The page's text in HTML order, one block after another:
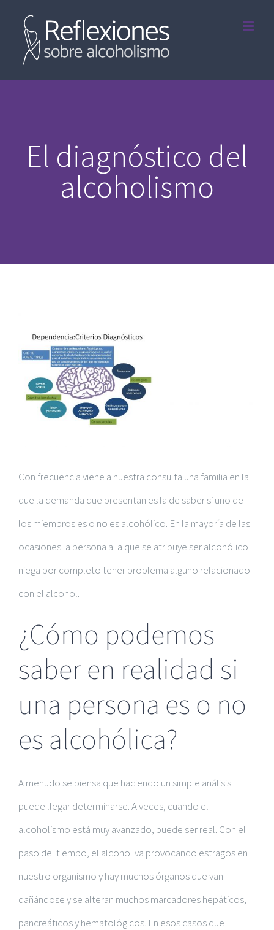
contenido
El diagnóstico del
alcoholismo
imagen
grande
Con frecuencia viene a nuestra consulta una familia en la
que la demanda que presentan es la de saber si uno de
los miembros es o no es alcohólico. En la mayoría de las
ocasiones la persona a la que se atribuye ser alcohólico
niega por completo tener problema alguno relacionado
con el alcohol.
¿Cómo podemos
saber en realidad si
una persona es o no
es alcohólica?
A menudo se piensa que haciendo un simple análisis
puede llegar determinarse. A veces, cuando el
alcoholismo está muy avanzado, puede ser real. Con el
paso del tiempo, el alcohol va provocando estragos en
nuestro organismo y hay muchos órganos que van
dañándose y se alteran muchos marcadores hepáticos,
pancreáticos y hematológicos. En esos casos que